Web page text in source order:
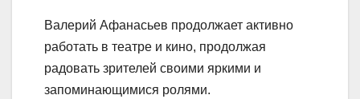
Валерий Афанасьев продолжает активно
работать в театре и кино, продолжая
радовать зрителей своими яркими и
запоминающимися ролями.